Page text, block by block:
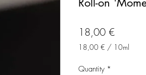
18,00 €Price
18,00 € / 10ml
per
Quantity *